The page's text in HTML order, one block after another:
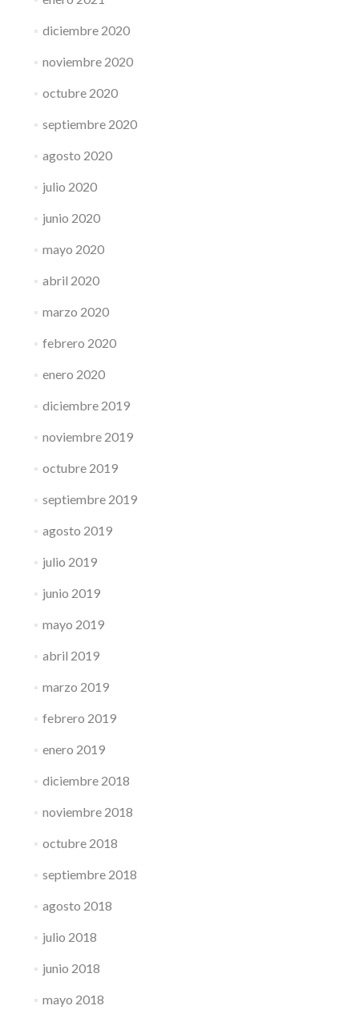
diciembre 2020
noviembre 2020
octubre 2020
septiembre 2020
agosto 2020
julio 2020
junio 2020
mayo 2020
abril 2020
marzo 2020
febrero 2020
enero 2020
diciembre 2019
noviembre 2019
octubre 2019
septiembre 2019
agosto 2019
julio 2019
junio 2019
mayo 2019
abril 2019
marzo 2019
febrero 2019
enero 2019
diciembre 2018
noviembre 2018
octubre 2018
septiembre 2018
agosto 2018
julio 2018
junio 2018
mayo 2018